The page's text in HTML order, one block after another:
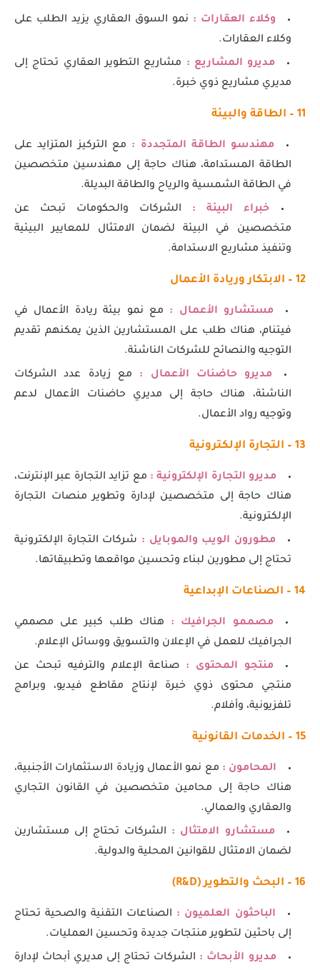
وكلاء العقارات : نمو السوق العقاري يزيد الطلب على
وكلاء العقارات.
مديرو المشاريع : مشاريع التطوير العقاري تحتاج إلى
مديري مشاريع ذوي خبرة.
11 – الطاقة والبيئة
مهندسو الطاقة المتجددة : مع التركيز المتزايد على
الطاقة المستدامة، هناك حاجة إلى مهندسين متخصصين
في الطاقة الشمسية والرياح والطاقة البديلة.
خبراء البيئة : الشركات والحكومات تبحث عن
متخصصين في البيئة لضمان الامتثال للمعايير البيئية
وتنفيذ مشاريع الاستدامة.
12 – الابتكار وريادة الأعمال
مستشارو الأعمال : مع نمو بيئة ريادة الأعمال في
فيتنام، هناك طلب على المستشارين الذين يمكنهم تقديم
التوجيه والنصائح للشركات الناشئة.
مديرو حاضنات الأعمال :
مع زيادة عدد الشركات
الناشئة، هناك حاجة إلى مديري حاضنات الأعمال لدعم
وتوجيه رواد الأعمال.
13 – التجارة الإلكترونية
مديرو التجارة الإلكترونية : مع تزايد التجارة عبر الإنترنت،
هناك حاجة إلى متخصصين لإدارة وتطوير منصات التجارة
الإلكترونية.
مطورون الويب والموبايل : شركات التجارة الإلكترونية
تحتاج إلى مطورين لبناء وتحسين مواقعها وتطبيقاتها.
14 – الصناعات الإبداعية
مصممو الجرافيك :
هناك طلب كبير على مصممي
الجرافيك للعمل في الإعلان والتسويق ووسائل الإعلام.
منتجو المحتوى : صناعة الإعلام والترفيه تبحث عن
منتجي محتوى ذوي خبرة لإنتاج مقاطع فيديو، وبرامج
تلفزيونية، وأفلام.
15 – الخدمات القانونية
المحامون : مع نمو الأعمال وزيادة الاستثمارات الأجنبية،
هناك حاجة إلى محامين متخصصين في القانون التجاري
والعقاري والعمالي.
مستشارو الامتثال : الشركات تحتاج إلى مستشارين
لضمان الامتثال للقوانين المحلية والدولية.
16 – البحث والتطوير ( R&D
)
الباحثون العلميون : الصناعات التقنية والصحية تحتاج
إلى باحثين لتطوير منتجات جديدة وتحسين العمليات.
مديرو الأبحاث : الشركات تحتاج إلى مديري أبحاث لإدارة